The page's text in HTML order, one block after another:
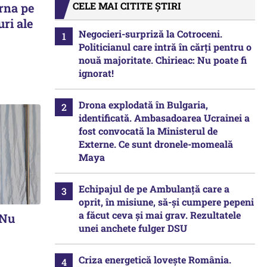
pe
ale
CELE MAI CITITE ȘTIRI
Negocieri-surpriză la Cotroceni.
Politicianul care intră în cărți pentru o
nouă majoritate. Chirieac: Nu poate fi
ignorat!
Drona explodată în Bulgaria,
identificată. Ambasadoarea Ucrainei a
fost convocată la Ministerul de
Externe. Ce sunt dronele-momeală
Maya
Echipajul de pe Ambulanță care a
oprit, în misiune, să-și cumpere pepeni
a făcut ceva și mai grav. Rezultatele
unei anchete fulger DSU
Criza energetică lovește România.